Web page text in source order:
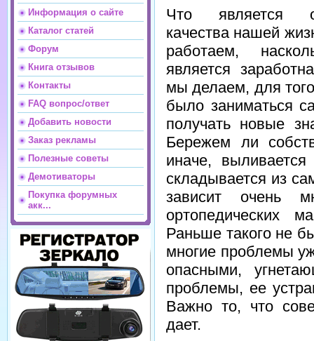
Информация о сайте
Каталог статей
Форум
Книга отзывов
Контакты
FAQ вопрос/ответ
Добавить новости
Заказ рекламы
Полезные советы
Демотиваторы
Покупка форумных
акк...
Что является
качества нашей
работаем,
является
мы делаем, для
было заниматься
получать новые
Бережем ли
иначе,
складывается из
зависит очень
ортопедических
Раньше такого не
многие проблемы
опасными,
проблемы, ее
Важно то, что
дает.